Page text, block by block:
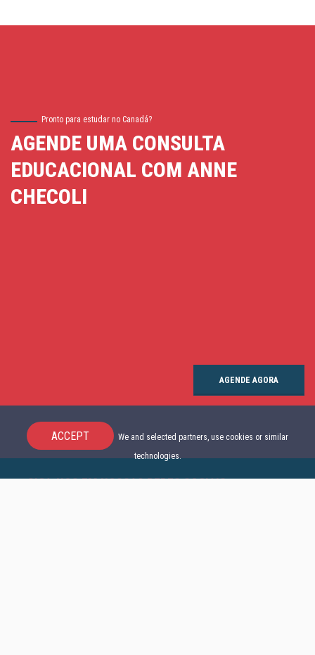
Pronto para estudar no Canadá?
AGENDE UMA CONSULTA
EDUCACIONAL COM ANNE
CHECOLI
AGENDE AGORA
SIGA-NOS EM NOSSAS REDES SOCIAIS
ACCEPT
We and selected partners, use cookies or similar
technologies.